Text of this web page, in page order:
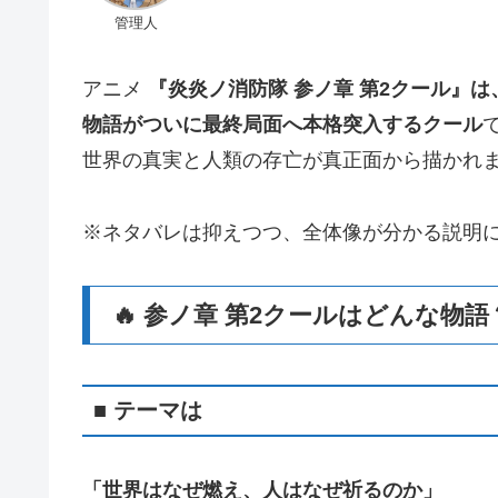
管理人
アニメ
『炎炎ノ消防隊 参ノ章 第2クール』は、
物語がついに最終局面へ本格突入するクール
世界の真実と人類の存亡が真正面から描かれま
※ネタバレは抑えつつ、全体像が分かる説明に
🔥 参ノ章 第2クールはどんな物語
■ テーマは
「世界はなぜ燃え、人はなぜ祈るのか」